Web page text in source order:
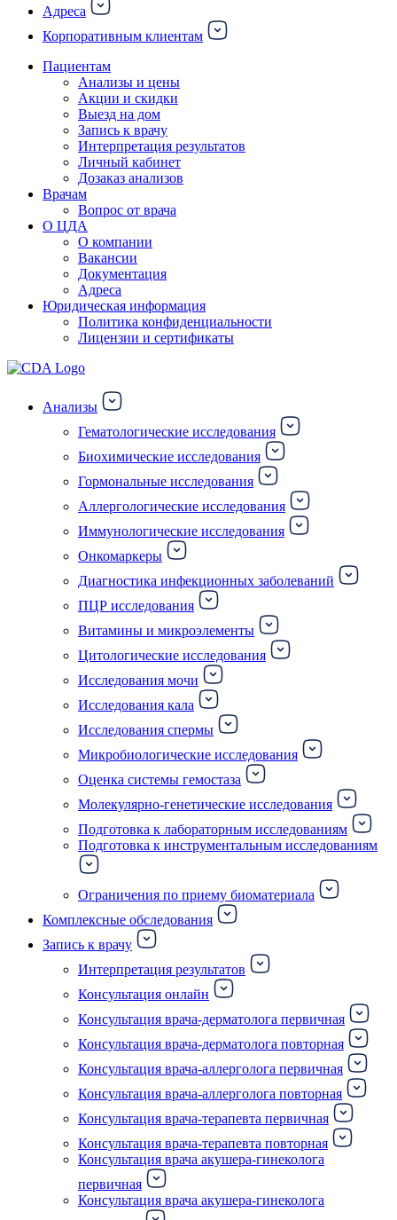
Адреса
Корпоративным клиентам
Пациентам
Анализы и цены
Акции и скидки
Выезд на дом
Запись к врачу
Интерпретация результатов
Личный кабинет
Дозаказ анализов
Врачам
Вопрос от врача
О ЦДА
О компании
Вакансии
Документация
Адреса
Юридическая информация
Политика конфиденциальности
Лицензии и сертификаты
Анализы
Гематологические исследования
Биохимические исследования
Гормональные исследования
Аллергологические исследования
Иммунологические исследования
Онкомаркеры
Диагностика инфекционных заболеваний
ПЦР исследования
Витамины и микроэлементы
Цитологические исследования
Исследования мочи
Исследования кала
Исследования спермы
Микробиологические исследования
Оценка системы гемостаза
Молекулярно-генетические исследования
Подготовка к лабораторным исследованиям
Подготовка к инструментальным исследованиям
Ограничения по приему биоматериала
Комплексные обследования
Запись к врачу
Интерпретация результатов
Консультация онлайн
Консультация врача-дерматолога первичная
Консультация врача-дерматолога повторная
Консультация врача-аллерголога первичная
Консультация врача-аллерголога повторная
Консультация врача-терапевта первичная
Консультация врача-терапевта повторная
Консультация врача акушера-гинеколога
первичная
Консультация врача акушера-гинеколога